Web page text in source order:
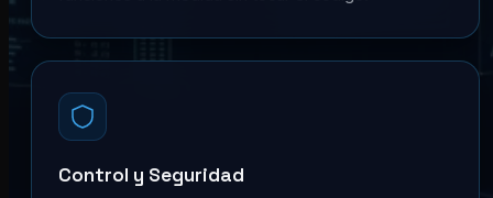
Control y Seguridad